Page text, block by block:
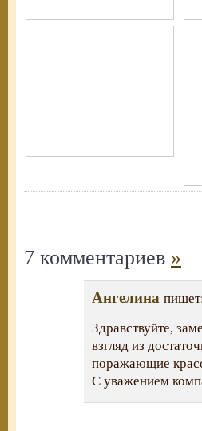
7 комментариев »
Ангелина
Здравствуйте,
взгляд из
поражающие
С уважением